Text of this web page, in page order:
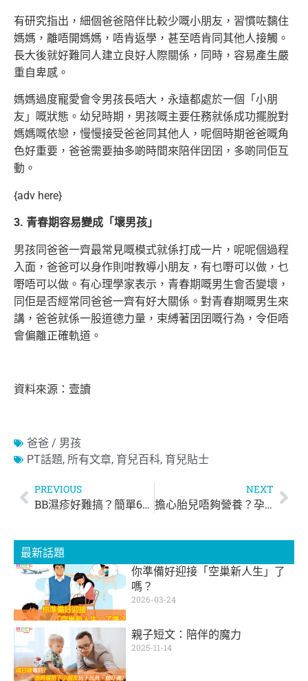
有研究指出，細個爸爸陪伴比較少嘅小朋友，習慣咗黐住
媽媽，離唔開媽媽，唔肯返學，甚至唔肯同其他人接觸。
長大後就好難同人建立良好人際關係，同時，容易產生嚴
重自卑感。
媽媽過度寵愛會令男孩長唔大，永遠都處於一個「小朋
友」嘅狀態。幼兒時期，男孩嘅主要任務就係成功擺脫對
媽媽嘅依戀，慢慢接受爸爸同其他人，呢個時期爸爸嘅角
色好重要，爸爸需要抽多啲時間來陪伴囝囝，多啲同佢互
動。
{adv here}
3. 青春期容易變成「壞男孩」
男孩同爸爸一齊最常見嘅模式就係打成一片，呢呢個過程
入面，爸爸可以身作則咁教導小朋友，有乜嘢可以做，乜
嘢唔可以做。有心理學家表示，青春期嘅男生會否變壞，
同佢是否經常同爸爸一齊有好大關係。對青春期嘅男生來
講，爸爸就係一股道德力量，束縛著囝囝嘅行為，令佢唔
會偏離正確軌道。
資料來源：壹讀
爸爸 / 男孩
PT話題, 所有文章, 育兒百科, 育兒貼士
PREVIOUS
BB濕疹好難搞？簡單6招遠離濕疹！
NEXT
擔心胎兒唔夠營養？孕婦狂食嘢 體重升得太快問題多！
最新話題
你準備好迎接「空巢新人生」了
嗎？
2026-03-24
親子短文：陪伴的魔力
2025-11-14